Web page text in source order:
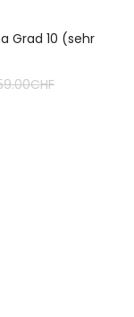
Grad 10 (sehr
CHF